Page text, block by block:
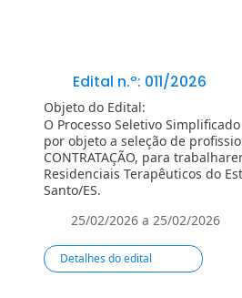
Edital n.º: 011/2026
Objeto do Edital:
O Processo Seletivo
por objeto a seleção de
CONTRATAÇÃO, para
Residenciais Terapêuticos do
Santo/ES.
25/02/2026 a 25/02/2026
Detalhes do edital